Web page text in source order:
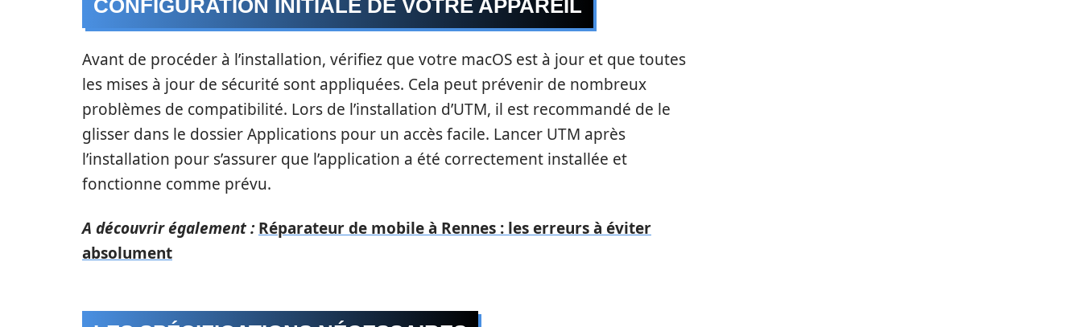
CONFIGURATION INITIALE DE VOTRE APPAREIL
Avant de procéder à l’installation, vérifiez que votre macOS est à jour et que toutes
les mises à jour de sécurité sont appliquées. Cela peut prévenir de nombreux
problèmes de compatibilité. Lors de l’installation d’UTM, il est recommandé de le
glisser dans le dossier Applications pour un accès facile. Lancer UTM après
l’installation pour s’assurer que l’application a été correctement installée et
fonctionne comme prévu.
A découvrir également : Réparateur de mobile à Rennes : les erreurs à éviter
absolument